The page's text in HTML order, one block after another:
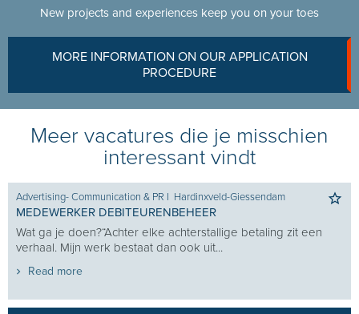
New projects and experiences keep you on your toes
MORE INFORMATION ON OUR APPLICATION
PROCEDURE
Meer vacatures die je misschien
interessant vindt
Advertising- Communication & PR I Hardinxveld-Giessendam
MEDEWERKER DEBITEURENBEHEER
Wat ga je doen?“Achter elke achterstallige betaling zit een
verhaal. Mijn werk bestaat dan ook uit...
Read more